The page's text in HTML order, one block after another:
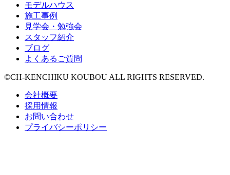
モデルハウス
施工事例
見学会・勉強会
スタッフ紹介
ブログ
よくあるご質問
©CH-KENCHIKU KOUBOU ALL RIGHTS RESERVED.
会社概要
採用情報
お問い合わせ
プライバシーポリシー